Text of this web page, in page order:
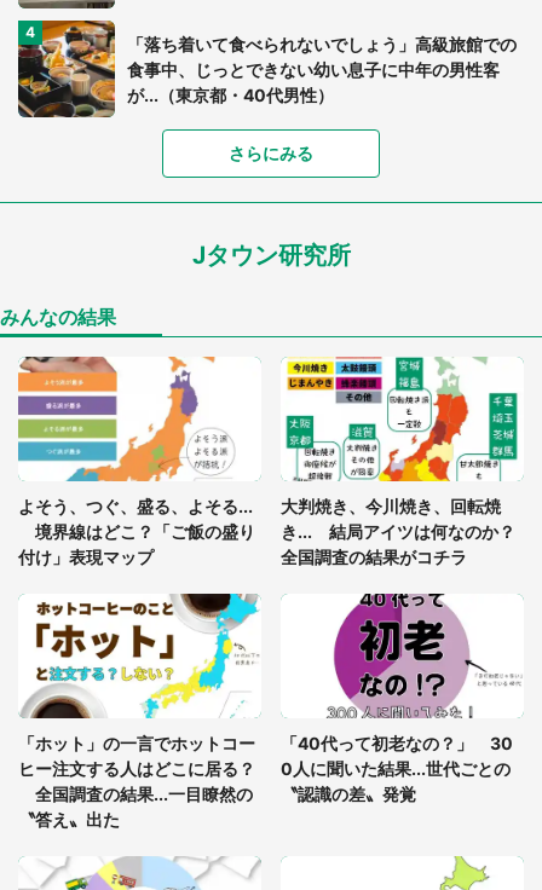
「落ち着いて食べられないでしょう」高級旅館での
食事中、じっとできない幼い息子に中年の男性客
が...（東京都・40代男性）
「富豪すぎ」1歳息子の〝店頭駄々こね〟の内容に1.
7万人驚がく 「お菓子売り場ならまだしも...」「ハ
ードル高い」
「閉所恐怖症の私は新幹線で大パニック。隣席の青
「ゾワゾワする」「本当に気持ち悪い」 道端でバ
グっちゃってた〝野生の野菜〟に6.5万人戦慄
座布団だろ」「食パンの耳」と1.4万人困惑
っ暗な道で遭難状態。なんとか見つけた民家に助け
を求めると、住人の男性が...」
「孫にあげると思って、あなたにこれをあげる」
真夏の山道で見知らぬお婆さんに握らされたもの
（山口県・30代女性）
さらにみる
Jタウン研究所
みんなの結果
よそう、つぐ、盛る、よそる...
境界線はどこ？「ご飯の盛り
付け」表現マップ
大判焼き、今川焼き、回転焼
き... 結局アイツは何なのか？
全国調査の結果がコチラ
「ホット」の一言でホットコー
ヒー注文する人はどこに居る？
全国調査の結果...一目瞭然の
〝答え〟出た
「40代って初老なの？」 30
0人に聞いた結果...世代ごとの
〝認識の差〟発覚